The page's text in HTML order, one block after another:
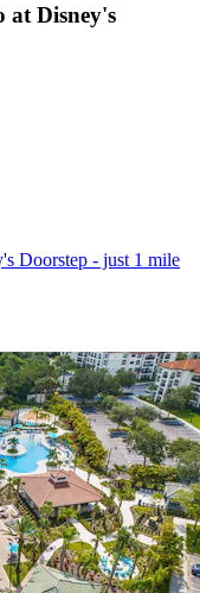
at Disney's
Doorstep - just 1 mile